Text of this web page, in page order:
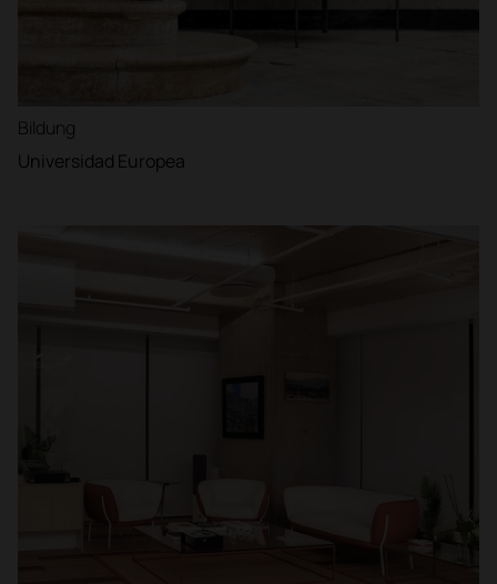
Bildung
Universidad Europea